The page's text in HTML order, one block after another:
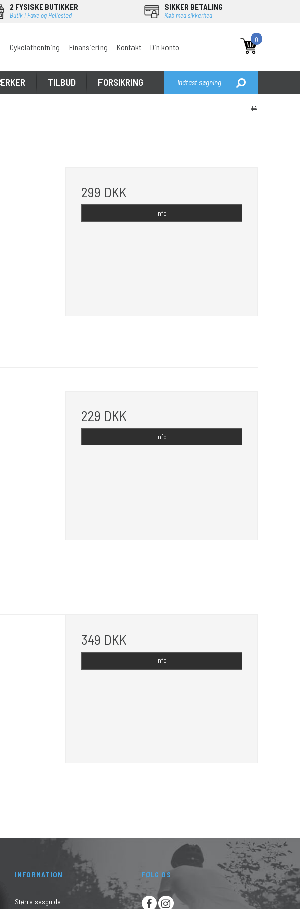
2 FYSISKE BUTIKKER
Butik i Faxe og Hellested
SIKKER BETALING
Køb med sikkerhed
Cykelafhentning Finansiering Kontakt Din konto
0
TILBUD FORSIKRING
299 DKK
Info
229 DKK
Info
349 DKK
Info
INFORMATION
Størrelsesguide
FØLG OS